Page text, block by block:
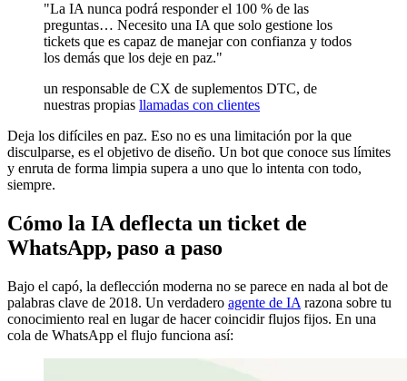
"La IA nunca podrá responder el 100 % de las
preguntas… Necesito una IA que solo gestione los
tickets que es capaz de manejar con confianza y todos
los demás que los deje en paz."
un responsable de CX de suplementos DTC, de
nuestras propias llamadas con clientes
Deja los difíciles en paz. Eso no es una limitación por la que
disculparse, es el objetivo de diseño. Un bot que conoce sus límites
y enruta de forma limpia supera a uno que lo intenta con todo,
siempre.
Cómo la IA deflecta un ticket de
WhatsApp, paso a paso
Bajo el capó, la deflección moderna no se parece en nada al bot de
palabras clave de 2018. Un verdadero agente de IA razona sobre tu
conocimiento real en lugar de hacer coincidir flujos fijos. En una
cola de WhatsApp el flujo funciona así: